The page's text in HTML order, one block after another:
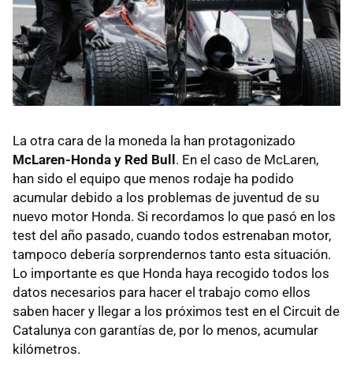
La otra cara de la moneda la han protagonizado
McLaren-Honda y Red Bull. En el caso de McLaren,
han sido el equipo que menos rodaje ha podido
acumular debido a los problemas de juventud de su
nuevo motor Honda. Si recordamos lo que pasó en los
test del año pasado, cuando todos estrenaban motor,
tampoco debería sorprendernos tanto esta situación.
Lo importante es que Honda haya recogido todos los
datos necesarios para hacer el trabajo como ellos
saben hacer y llegar a los próximos test en el Circuit de
Catalunya con garantías de, por lo menos, acumular
kilómetros.